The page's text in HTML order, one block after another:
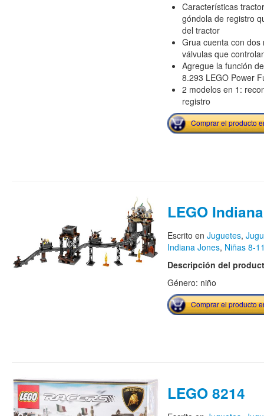
Características
góndola de registro
del tractor
Grua cuenta con dos
válvulas que
Agregue la función
8.293 LEGO Power
2 modelos en 1:
registro
Comprar el producto
LEGO
Escrito en Juguetes,
Indiana Jones, Niñas 8-
Descripción del
Género: niño
Comprar el producto
LEGO 8214